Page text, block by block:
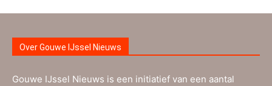
Over Gouwe IJssel Nieuws
Gouwe IJssel Nieuws is een initiatief van een aantal